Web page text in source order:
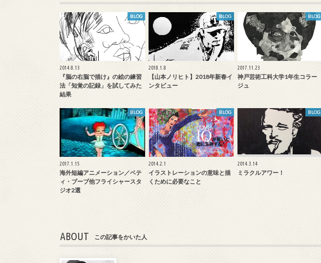
BLOG
2014.8.13
『脳の右脳で描け』の絵の練習
法「知覚の記録」を試してみた
結果
BLOG
2018.1.8
【山本ノリヒト】2018年新春イ
ンタビュー
BLOG
2017.11.23
神戸芸術工科大学1年生コラー
ジュ
BLOG
2017.1.15
海外短編アニメーション／ベテ
ィ・ブーブ他フライシャースタ
ジオ2選
BLOG
2014.2.1
イラストレーションの意味と描
くために必要なこと
BLOG
2014.3.14
ミラクルアワー！
ABOUT この記事をかいた人